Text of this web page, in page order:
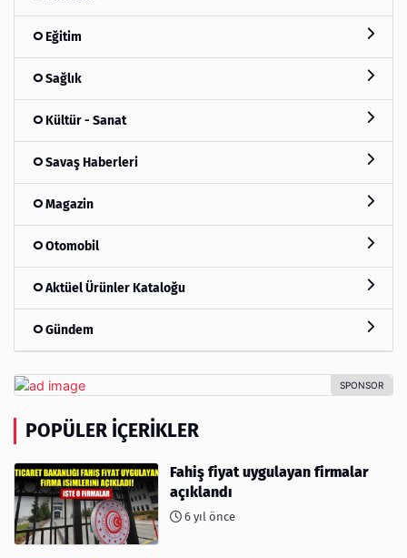
Eğitim
Sağlık
Kültür - Sanat
Savaş Haberleri
Magazin
Otomobil
Aktüel Ürünler Kataloğu
Gündem
POPÜLER İÇERIKLER
Fahiş fiyat uygulayan firmalar
açıklandı
6 yıl önce